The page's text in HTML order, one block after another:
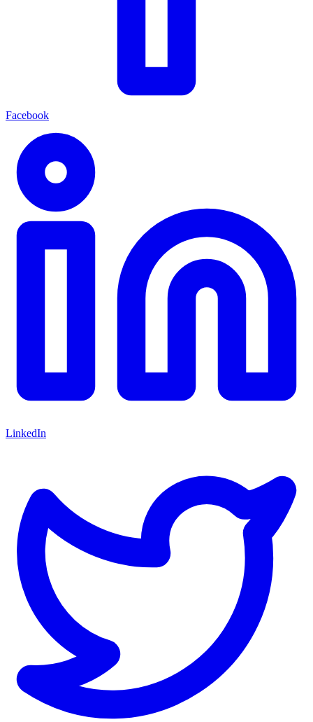
Facebook
LinkedIn